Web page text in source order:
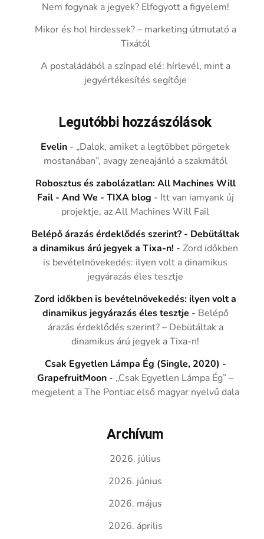
Nem fogynak a jegyek? Elfogyott a figyelem!
Mikor és hol hirdessek? – marketing útmutató a
Tixától
A postaládából a színpad elé: hírlevél, mint a
jegyértékesítés segítője
Legutóbbi hozzászólások
Evelin - „Dalok, amiket a legtöbbet pörgetek
mostanában”, avagy zeneajánló a szakmától
Robosztus és zabolázatlan: All Machines Will
Fail - And We - TIXA blog - Itt van iamyank új
projektje, az All Machines Will Fail
Belépő árazás érdeklődés szerint? - Debütáltak
a dinamikus árú jegyek a Tixa-n! -Zord időkben
is bevételnövekedés: ilyen volt a dinamikus
jegyárazás éles tesztje
Zord időkben is bevételnövekedés: ilyen volt a
dinamikus jegyárazás éles tesztje - Belépő
árazás érdeklődés szerint? – Debütáltak a
dinamikus árú jegyek a Tixa-n!
Csak Egyetlen Lámpa Ég (Single, 2020) -
GrapefruitMoon - „Csak Egyetlen Lámpa Ég” –
megjelent a The Pontiac első magyar nyelvű dala
Archívum
2026. július
2026. június
2026. május
2026. április